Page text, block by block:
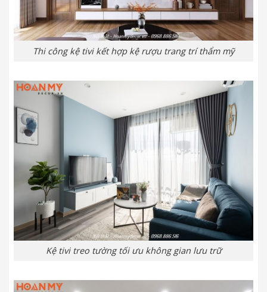
Thi công kệ tivi kết hợp kệ rượu trang trí thẩm mỹ
Kệ tivi treo tường tối ưu không gian lưu trữ